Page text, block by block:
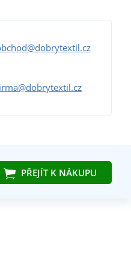
PŘEJÍT K NÁKUPU